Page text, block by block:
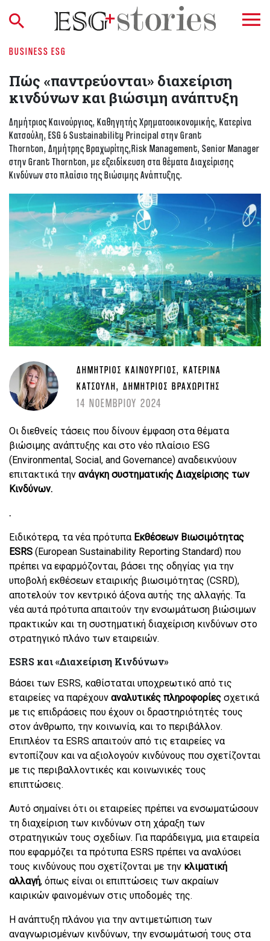
BUSINESS ESG
Πώς «παντρεύονται» διαχείριση
κινδύνων και βιώσιμη ανάπτυξη
Δημήτριος Καινούργιος, Καθηγητής Χρηματοοικονομικής, Κατερίνα
Κατσούλη, ESG & Sustainability Principal στην Grant
Thornton, Δημήτρης Βραχωρίτης,Risk Management, Senior Manager
στην Grant Thornton, με εξειδίκευση στα θέματα Διαχείρισης
Κινδύνων στο πλαίσιο της Βιώσιμης Ανάπτυξης.
ΔΗΜΉΤΡΙΟΣ ΚΑΙΝΟΎΡΓΙΟΣ, ΚΑΤΕΡΊΝΑ
ΚΑΤΣΟΎΛΗ, ΔΗΜΉΤΡΙΟΣ ΒΡΑΧΩΡΊΤΗΣ
14 ΝΟΕΜΒΡΙΟΥ 2024
Oι διεθνείς τάσεις που δίνουν έμφαση στα θέματα
βιώσιμης ανάπτυξης και στο νέο πλαίσιο ESG
(Environmental, Social, and Governance) αναδεικνύουν
επιτακτικά την ανάγκη συστηματικής Διαχείρισης των
Κινδύνων.
.
Ειδικότερα, τα νέα πρότυπα Εκθέσεων Βιωσιμότητας
ESRS (European Sustainability Reporting Standard) που
πρέπει να εφαρμόζονται, βάσει της οδηγίας για την
υποβολή εκθέσεων εταιρικής βιωσιμότητας (CSRD),
αποτελούν τον κεντρικό άξονα αυτής της αλλαγής. Τα
νέα αυτά πρότυπα απαιτούν την ενσωμάτωση βιώσιμων
πρακτικών και τη συστηματική διαχείριση κινδύνων στο
στρατηγικό πλάνο των εταιρειών.
ESRS και «Διαχείριση Κινδύνων»
Βάσει των ESRS, καθίσταται υποχρεωτικό από τις
εταιρείες να παρέχουν αναλυτικές πληροφορίες σχετικά
με τις επιδράσεις που έχουν οι δραστηριότητές τους
στον άνθρωπο, την κοινωνία, και το περιβάλλον.
Επιπλέον τα ESRS απαιτούν από τις εταιρείες να
εντοπίζουν και να αξιολογούν κινδύνους που σχετίζονται
με τις περιβαλλοντικές και κοινωνικές τους
επιπτώσεις.
Αυτό σημαίνει ότι οι εταιρείες πρέπει να ενσωματώσουν
τη διαχείριση των κινδύνων στη χάραξη των
στρατηγικών τους σχεδίων. Για παράδειγμα, μια εταιρεία
που εφαρμόζει τα πρότυπα ESRS πρέπει να αναλύσει
τους κινδύνους που σχετίζονται με την κλιματική
αλλαγή, όπως είναι οι επιπτώσεις των ακραίων
καιρικών φαινομένων στις υποδομές της.
Η ανάπτυξη πλάνου για την αντιμετώπιση των
αναγνωρισμένων κινδύνων, την ενσωμάτωσή τους στα